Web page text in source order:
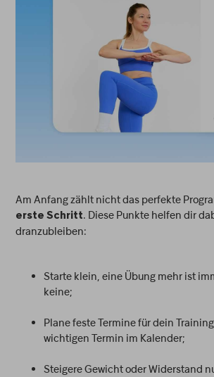
Am Anfang zählt nicht das perfekte
erste Schritt. Diese Punkte helfen dir
dranzubleiben:
Starte klein, eine Übung mehr ist
keine;
Plane feste Termine für dein
wichtigen Termin im Kalender;
Steigere Gewicht oder Widerstand